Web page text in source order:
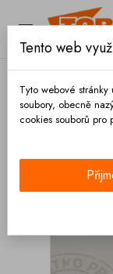

Tento web
Tyto webové
soubory, obecně
cookies souborů pro